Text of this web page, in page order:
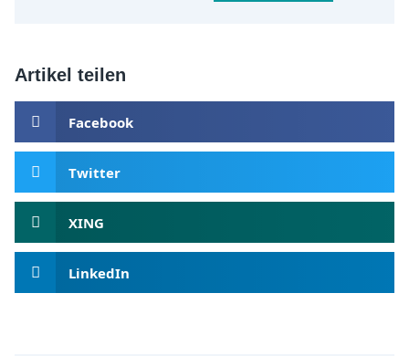
Artikel teilen
Facebook
Twitter
XING
LinkedIn